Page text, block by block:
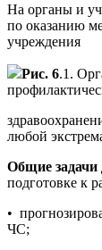
На органы и
по оказанию
учреждения
Рис. 6.1.
любой
Общие задачи
подготовке к
•
ЧС;